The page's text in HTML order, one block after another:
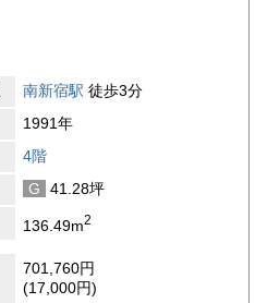
南新宿駅 徒歩3分
1991年
4階
G
41.28坪
136.49m2
701,760円
(17,000円)